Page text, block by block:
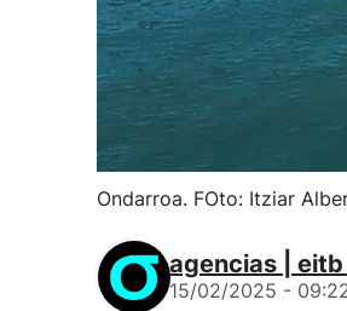
Ondarroa. FOto: Itziar
agencias |
15/02/2025 -